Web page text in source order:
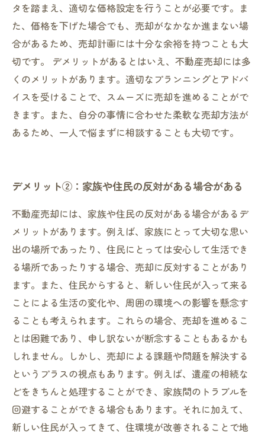
タを踏まえ、適切な価格設定を行うことが必要です。ま
た、価格を下げた場合でも、売却がなかなか進まない場
合があるため、売却計画には十分な余裕を持つことも大
切です。 デメリットがあるとはいえ、不動産売却には多
くのメリットがあります。適切なプランニングとアドバ
イスを受けることで、スムーズに売却を進めることがで
きます。また、自分の事情に合わせた柔軟な売却方法が
あるため、一人で悩まずに相談することも大切です。
デメリット②：家族や住民の反対がある場合がある
不動産売却には、家族や住民の反対がある場合があるデ
メリットがあります。例えば、家族にとって大切な思い
出の場所であったり、住民にとっては安心して生活でき
る場所であったりする場合、売却に反対することがあり
ます。また、住民からすると、新しい住民が入って来る
ことによる生活の変化や、周囲の環境への影響を懸念す
ることも考えられます。これらの場合、売却を進めるこ
とは困難であり、申し訳ないが断念することもあるかも
しれません。しかし、売却による課題や問題を解決する
というプラスの視点もあります。例えば、遺産の相続な
どをきちんと処理することができ、家族間のトラブルを
回避することができる場合もあります。それに加えて、
新しい住民が入ってきて、住環境が改善されることで地